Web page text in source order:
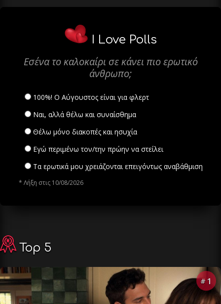
I Love Polls
Εσένα το καλοκαίρι σε κάνει πιο ερωτικό
άνθρωπο;
100%! Ο Αύγουστος είναι για φλερτ
Ναι, αλλά θέλω και συναίσθημα
Θέλω μόνο διακοπές και ησυχία
Εγώ περιμένω τον/την πρώην να στείλει
Τα ερωτικά μου χρειάζονται επειγόντως αναβάθμιση
* Λήξη στις 10/08/2026
Top 5
# 1